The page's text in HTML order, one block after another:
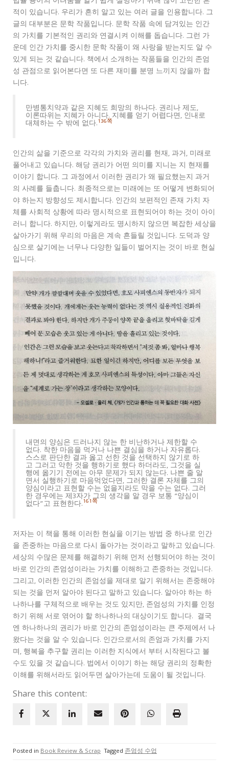
적이 있습니다. 우리가 흔히 알고 있는 여러 글을 인용합니다. 그
글의 대부분은 문학 작품입니다. 문학 작품 속에 담겨있는 인간
의 가치를 기본적인 권리와 연결시켜 이해를 돕습니다. 그런 가
운데 인간 가치를 중시한 문학 작품이 왜 사랑을 받는지도 알 수
있게 되는 것 같습니다. 책에서 소개하는 작품들을 인간의 존엄
성 관점으로 읽어본다면 또 다른 재미를 분명 느끼지 않을까 합
니다.
만병통치약과 같은 지혜도 희망의 하나다. 권리나 제도,
이론따위는 지혜가 아니다. 지혜를 얻기 어렵다면, 인내로
대체하는 수 밖에 없다.136쪽
인간의 삶을 기준으로 각각의 가치와 권리를 현재, 과거, 미래로
풀어내고 있습니다. 해당 권리가 어떤 의미를 지니는 지 현재를
이야기 합니다. 그 과정에서 이러한 권리가 왜 필요했는지 과거
의 사례를 들춥니다. 최종적으로는 미래에는 또 어떻게 변화되어
야 하는지 방향성도 제시합니다. 인간의 보편적인 존재 가치 자
체를 사회적 상황에 따라 명시적으로 표현되어야 하는 것이 아이
러니 합니다. 하지만, 이렇게라도 명시하지 않으면 복잡한 세상을
살아가기 위해 우리의 마음은 계속 흔들릴 것입니다. 도덕과 양
심으로 살기에는 너무나 다양한 일들이 벌어지는 것이 바로 현실
입니다.
내면의 양심은 드러나지 않는 한 비난하거나 제한할 수
없다. 착한 마음을 먹거나 나쁜 결심을 하거나 자유롭다.
스스로 판단한 결과 옳고 선한 것을 선택하지 않기로 하
고 그러고 악한 것을 행하기로 했다 하더라도, 그것을 실
행에 옮기기 전에는 아무 문제가 되지 않는다. 나쁜 줄 알
면서 실행하기로 마음먹었다면, 그러한 결론 자체를 그의
양심이라고 표현할 수는 없을지라도 막을 수는 없다. 그러
한 경우에는 제3자가 그의 생각을 알 경우 보통 “양심이
없다”고 표현한다.161쪽
저자는 이 책을 통해 이러한 현실을 이기는 방법 중 하나로 인간
을 존중하는 마음으로 다시 돌아가는 것이라고 말하고 있습니다.
세상의 수많은 문제를 해결하기 위해 먼저 선행되어야 하는 것이
바로 인간의 존엄성이라는 가치를 이해하고 존중하는 것입니다.
그리고, 이러한 인간의 존엄성을 제대로 알기 위해서는 존중해야
되는 것을 먼저 알아야 된다고 말하고 있습니다. 알아야 하는 하
나하나를 구체적으로 배우는 것도 있지만, 존엄성의 가치를 인정
하기 위해 서로 엮어야 할 하나하나의 대상이기도 합니다. 결국
엔 하나하나의 권리가 바로 인간의 존엄성이라는 큰 주제에서 나
왔다는 것을 알 수 있습니다. 인간으로서의 존엄과 가치를 가지
며, 행복을 추구할 권리는 이러한 지식에서 부터 시작된다고 볼
수도 있을 것 같습니다. 법에서 이야기 하는 해당 권리의 정확한
이해를 위해서라도 읽어두면 살아가는데 도움이 될 것입니다.
Share this content:
Posted in Book Review & Scrap Tagged 존엄성 수업